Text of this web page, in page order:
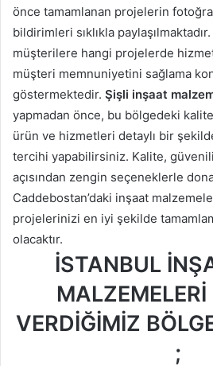
önce tamamlanan projelerin
bildirimleri sıklıkla
müşterilere hangi projelerde
müşteri memnuniyetini sağlama
göstermektedir. Şişli inşaat
yapmadan önce, bu bölgedeki
ürün ve hizmetleri detaylı bir
tercihi yapabilirsiniz. Kalite,
açısından zengin seçeneklerle
Caddebostan’daki inşaat
projelerinizi en iyi şekilde
olacaktır.
İSTANBUL
VERDİĞİMİZ
;